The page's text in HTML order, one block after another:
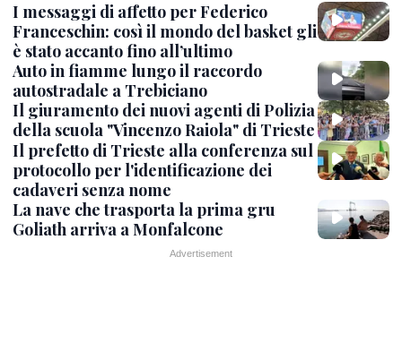
I messaggi di affetto per Federico
Franceschin: così il mondo del basket gli
è stato accanto fino all’ultimo
Auto in fiamme lungo il raccordo
autostradale a Trebiciano
Il giuramento dei nuovi agenti di Polizia
della scuola "Vincenzo Raiola" di Trieste
Il prefetto di Trieste alla conferenza sul
protocollo per l'identificazione dei
cadaveri senza nome
La nave che trasporta la prima gru
Goliath arriva a Monfalcone